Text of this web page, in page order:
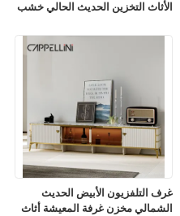
الأثاث التخزين الحديث الحالي خشب
التلفزيون
غرف التلفزيون الأبيض الحديث
الشمالي مخزن غرفة المعيشة أثاث